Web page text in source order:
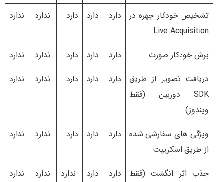
تشخیص خودکار چهره در
Live Acquisition
دارد دارد دارد ندارد ندارد
برش خودکار صورت دارد دارد دارد ندارد
ندارد
دریافت تصویر از طریق
SDK دوربین (فقط
ویندوز)
دارد دارد دارد ندارد ندارد
ویژگی های سفارشی شده
از طریق اسکریپت
دارد دارد دارد ندارد ندارد
جذب اثر انگشت (فقط
دارد دارد ندارد ندارد ندارد